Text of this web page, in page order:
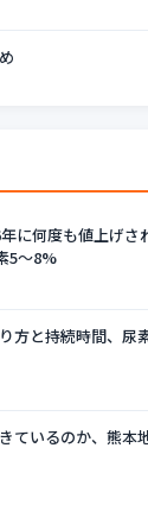
に何度も値上げさ
5〜8%
方と持続時間、尿
ているのか、熊本